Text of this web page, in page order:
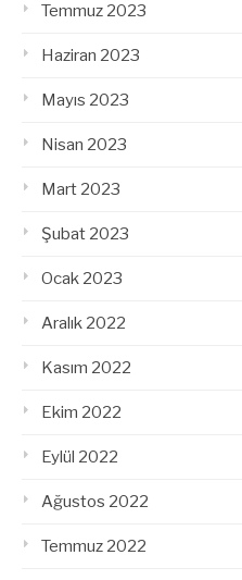
Temmuz 2023
Haziran 2023
Mayıs 2023
Nisan 2023
Mart 2023
Şubat 2023
Ocak 2023
Aralık 2022
Kasım 2022
Ekim 2022
Eylül 2022
Ağustos 2022
Temmuz 2022